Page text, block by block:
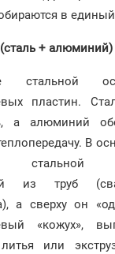
в
+ алюминий)
стальной
пластин.
а алюминий
В
стальной
из труб
а сверху он
«кожух»,
или